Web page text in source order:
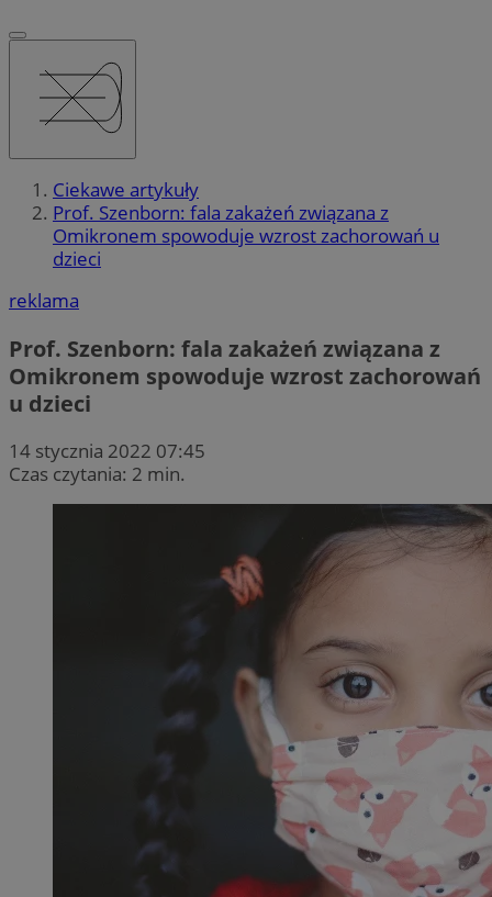
Ciekawe artykuły
Prof. Szenborn: fala zakażeń związana z
Omikronem spowoduje wzrost zachorowań u
dzieci
reklama
Prof. Szenborn: fala zakażeń związana z
Omikronem spowoduje wzrost zachorowań
u dzieci
14 stycznia 2022 07:45
Czas czytania: 2 min.